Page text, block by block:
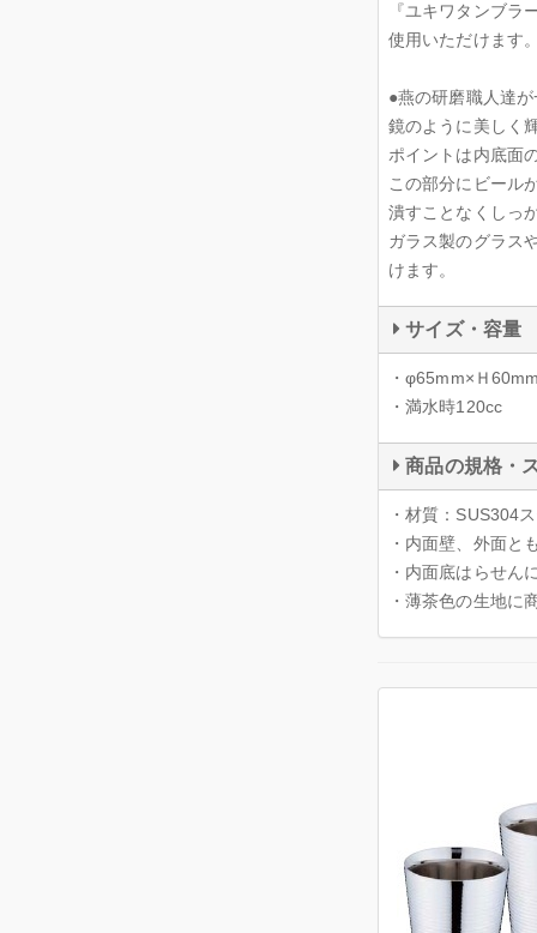
『ユキワタンブ
使用いただけます
●燕の研磨職人達
鏡のように美しく
ポイントは内底面
この部分にビール
潰すことなくしっ
ガラス製のグラス
けます。
サイズ・容量
・φ65mm×Ｈ
・満水時120cc
商品の規格・
・材質：SUS304
・内面壁、外面と
・内面底はらせん
・薄茶色の生地に